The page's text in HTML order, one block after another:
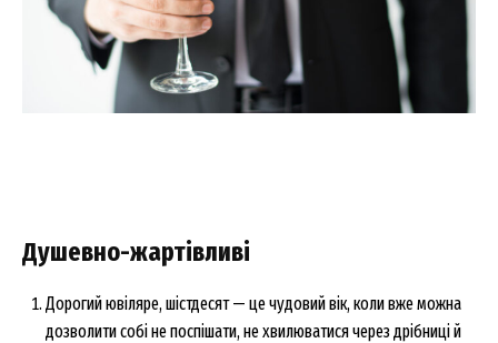
Душевно-жартівливі
Дорогий ювіляре, шістдесят — це чудовий вік, коли вже можна
дозволити собі не поспішати, не хвилюватися через дрібниці й